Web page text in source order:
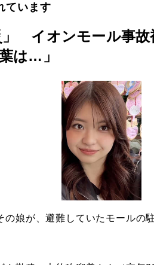
ています
」 イオンモール事故
は…」
の娘が、避難していたモールの